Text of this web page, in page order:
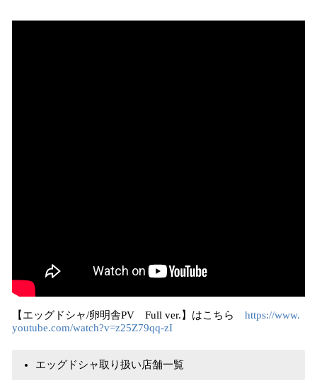
【エッグドシャ/卵明舎PV Full ver.】はこちら https://www.
youtube.com/watch?v=z25Z79qq-zI
エッグドシャ取り扱い店舗一覧